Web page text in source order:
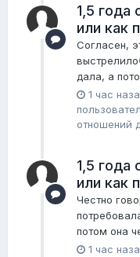
1,5 года
или как
Согласен,
дала, а
1 час
отношений
1,5 года
или как
Честно
потом она
1 час